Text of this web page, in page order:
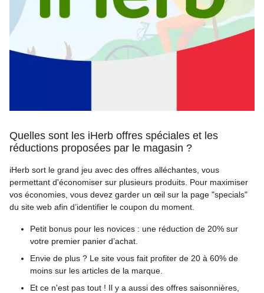
Quelles sont les iHerb offres spéciales et les
réductions proposées par le magasin ?
iHerb sort le grand jeu avec des offres alléchantes, vous
permettant d'économiser sur plusieurs produits. Pour maximiser
vos économies, vous devez garder un œil sur la page "specials"
du site web afin d’identifier le coupon du moment.
Petit bonus pour les novices : une réduction de 20% sur
votre premier panier d’achat.
Envie de plus ? Le site vous fait profiter de 20 à 60% de
moins sur les articles de la marque.
Et ce n'est pas tout ! Il y a aussi des offres saisonnières,